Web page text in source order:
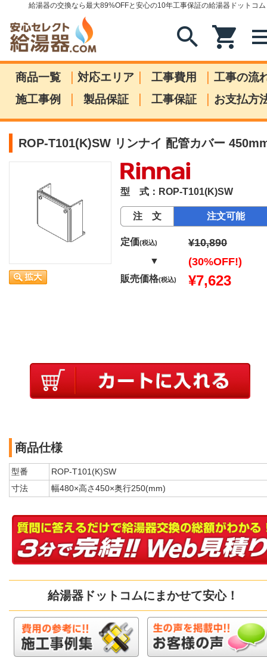
給湯器の交換なら最大89%OFFと安心の10年工事保証の給湯器ドットコム
search shopping_cart
商品一覧 | 対応エリア | 工事費用 | 工事の流
施工事例
| 製品保証 | 工事保証 | お支払方
ROP-T101(K)SW リンナイ 配管カバー
型 式：ROP-T101(K)SW
注 文 注文可能
定価(税込) ¥10,890
▼ (30%OFF!)
販売価格(税込) ¥7,623
商品仕様
型番
ROP-T101(K)SW
寸法
幅480×高さ450×奥行250(mm)
給湯器ドットコムにまかせて安心！